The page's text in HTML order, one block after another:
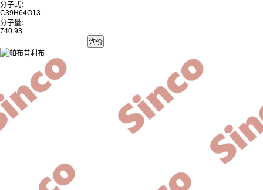
分子式：
C39H64O13
分子量：
740.93